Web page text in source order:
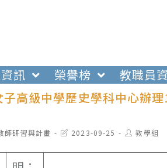
訊 榮譽榜 教職員
高級中學歷史學科中心辦
師研習與計畫
Post2023-09-25
Post教學組